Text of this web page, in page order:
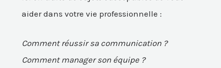
aider dans votre vie professionnelle :
Comment réussir sa communication ?
Comment manager son équipe ?